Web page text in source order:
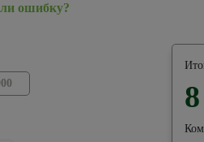
ошибку?